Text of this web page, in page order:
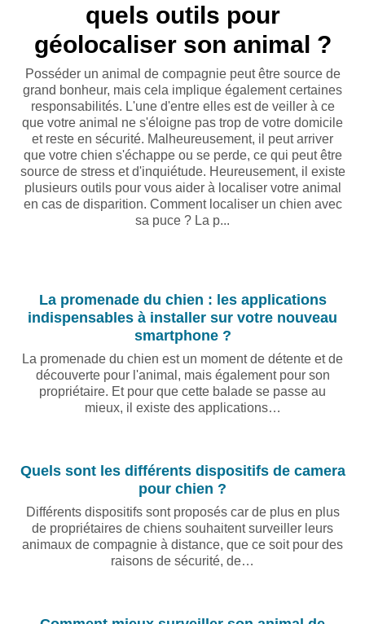
quels outils pour
géolocaliser son animal ?
Posséder un animal de compagnie peut être source de
grand bonheur, mais cela implique également certaines
responsabilités. L'une d'entre elles est de veiller à ce
que votre animal ne s'éloigne pas trop de votre domicile
et reste en sécurité. Malheureusement, il peut arriver
que votre chien s'échappe ou se perde, ce qui peut être
source de stress et d'inquiétude. Heureusement, il existe
plusieurs outils pour vous aider à localiser votre animal
en cas de disparition. Comment localiser un chien avec
sa puce ? La p...
La promenade du chien : les applications
indispensables à installer sur votre nouveau
smartphone ?
La promenade du chien est un moment de détente et de
découverte pour l'animal, mais également pour son
propriétaire. Et pour que cette balade se passe au
mieux, il existe des applications…
Quels sont les différents dispositifs de camera
pour chien ?
Différents dispositifs sont proposés car de plus en plus
de propriétaires de chiens souhaitent surveiller leurs
animaux de compagnie à distance, que ce soit pour des
raisons de sécurité, de…